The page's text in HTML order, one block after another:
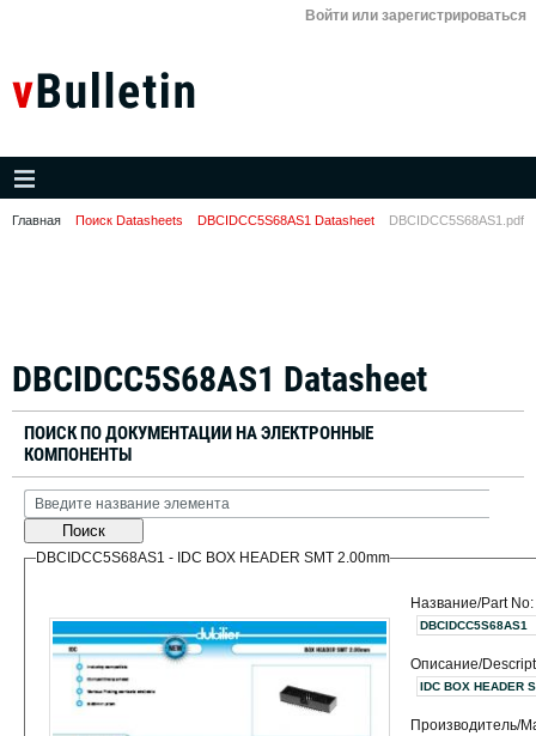
Войти или зарегистрироваться
Главная Поиск Datasheets DBCIDCC5S68AS1 Datasheet DBCIDCC5S68AS1.pdf
DBCIDCC5S68AS1 Datasheet
ПОИСК ПО ДОКУМЕНТАЦИИ НА ЭЛЕКТРОННЫЕ
КОМПОНЕНТЫ
Поиск
DBCIDCC5S68AS1 - IDC BOX HEADER SMT 2.00mm
Название/Part No:
DBCIDCC5S68AS1
Описание/
IDC BOX HEADER
Производитель/